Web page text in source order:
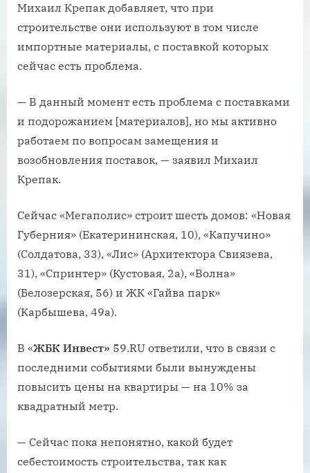
Михаил Крепак добавляет, что при
строительстве они используют в том числе
импортные материалы, с поставкой которых
сейчас есть проблема.
— В данный момент есть проблема с поставками
и подорожанием [материалов], но мы активно
работаем по вопросам замещения и
возобновления поставок, — заявил Михаил
Крепак.
Сейчас «Мегаполис» строит шесть домов: «Новая
Губерния» (Екатерининская, 10), «Капучино»
(Солдатова, 33), «Лис» (Архитектора Свиязева,
31), «Спринтер» (Кустовая, 2а), «Волна»
(Белозерская, 56) и ЖК «Гайва парк»
(Карбышева, 49а).
В «ЖБК Инвест» 59.RU ответили, что в связи с
последними событиями были вынуждены
повысить цены на квартиры — на 10% за
квадратный метр.
— Сейчас пока непонятно, какой будет
себестоимость строительства, так как